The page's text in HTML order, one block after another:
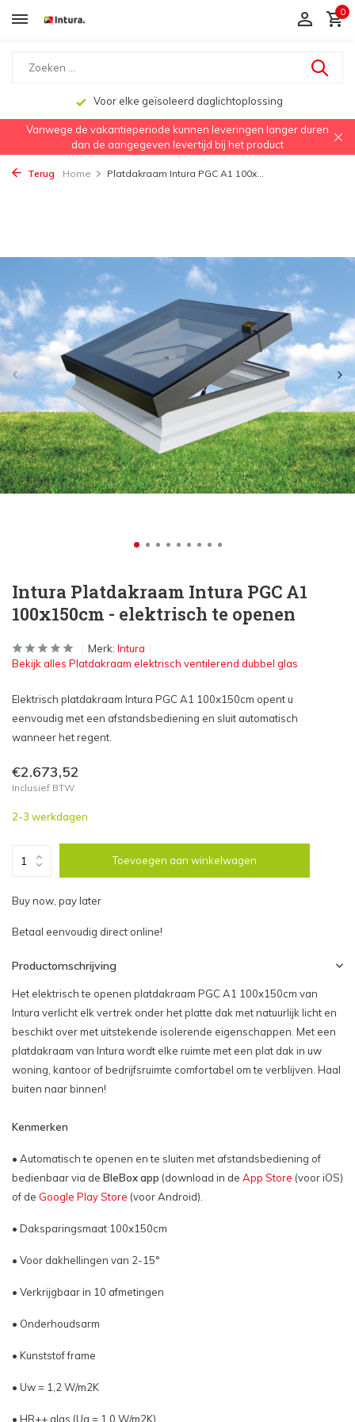
0
Voor elke geïsoleerd daglichtoplossing
Vanwege de vakantieperiode kunnen leveringen langer duren
dan de aangegeven levertijd bij het product
Terug Home Platdakraam Intura PGC A1 100x...
Intura Platdakraam Intura PGC A1
100x150cm - elektrisch te openen
Merk: Intura
Bekijk alles Platdakraam elektrisch ventilerend dubbel glas
Elektrisch platdakraam Intura PGC A1 100x150cm opent u
eenvoudig met een afstandsbediening en sluit automatisch
wanneer het regent.
€2.673,52
Inclusief BTW
2-3 werkdagen
Toevoegen aan winkelwagen
Buy now, pay later
Betaal eenvoudig direct online!
Productomschrijving
Het elektrisch te openen platdakraam PGC A1 100x150cm van
Intura verlicht elk vertrek onder het platte dak met natuurlijk licht en
beschikt over met uitstekende isolerende eigenschappen. Met een
platdakraam van Intura wordt elke ruimte met een plat dak in uw
woning, kantoor of bedrijfsruimte comfortabel om te verblijven. Haal
buiten naar binnen!
Kenmerken
• Automatisch te openen en te sluiten met afstandsbediening of
bedienbaar via de BleBox app (download in de App Store (voor iOS)
of de Google Play Store (voor Android).
• Daksparingsmaat 100x150cm
• Voor dakhellingen van 2-15°
• Verkrijgbaar in 10 afmetingen
• Onderhoudsarm
• Kunststof frame
• Uw = 1,2 W/m2K
• HR++ glas (Ug = 1,0 W/m2K)